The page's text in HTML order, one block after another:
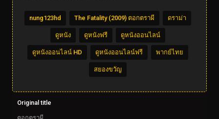
nung123hd The Fatality (2009) ตอกตราผี ดราม่า
ดูหนัง ดูหนังฟรี ดูหนังออนไลน์
ดูหนังออนไลน์ HD ดูหนังออนไลน์ฟรี พากย์ไทย
สยองขวัญ
Original title